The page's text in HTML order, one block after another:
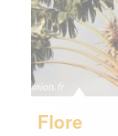
Flore